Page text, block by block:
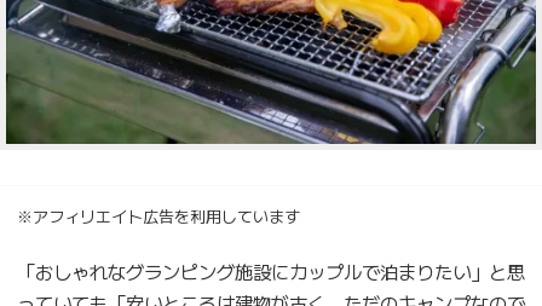
※アフィリエイト広告を利用しています
「おしゃれなグランピング施設にカップルで泊まりたい」と思